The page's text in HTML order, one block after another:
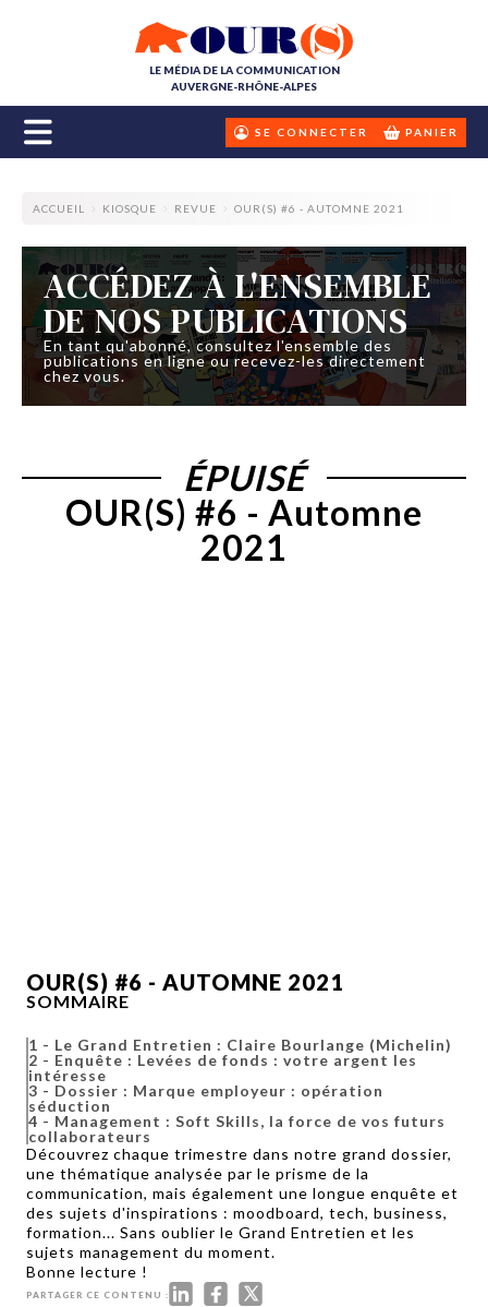
LE MÉDIA DE LA COMMUNICATION
AUVERGNE-RHÔNE-ALPES
SE CONNECTER PANIER
ACCUEIL KIOSQUE REVUE OUR(S) #6 - AUTOMNE 2021
ACCÉDEZ À L'ENSEMBLE
DE NOS PUBLICATIONS
En tant qu'abonné, consultez l'ensemble des
publications en ligne ou recevez-les directement
chez vous.
ÉPUISÉ
OUR(S) #6 - Automne
2021
Découvrez chaque trimestre dans notre grand dossier,
une thématique analysée par le prisme de la
communication, mais également une longue enquête et
des sujets d'inspirations : moodboard, tech, business,
formation... Sans oublier le Grand Entretien et les
sujets management du moment.
Bonne lecture !
PARTAGER CE CONTENU :
OUR(S) #6 - AUTOMNE 2021
SOMMAIRE
1 - Le Grand Entretien : Claire Bourlange (Michelin)
2 - Enquête : Levées de fonds : votre argent les
intéresse
3 - Dossier : Marque employeur : opération
séduction
4 - Management : Soft Skills, la force de vos futurs
collaborateurs